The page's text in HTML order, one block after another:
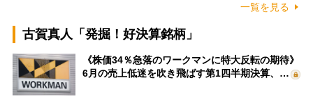
一覧を見る
古賀真人「発掘！好決算銘柄」
《株価34％急落のワークマンに特大反転の期待》
6月の売上低迷を吹き飛ばす第1四半期決算、…